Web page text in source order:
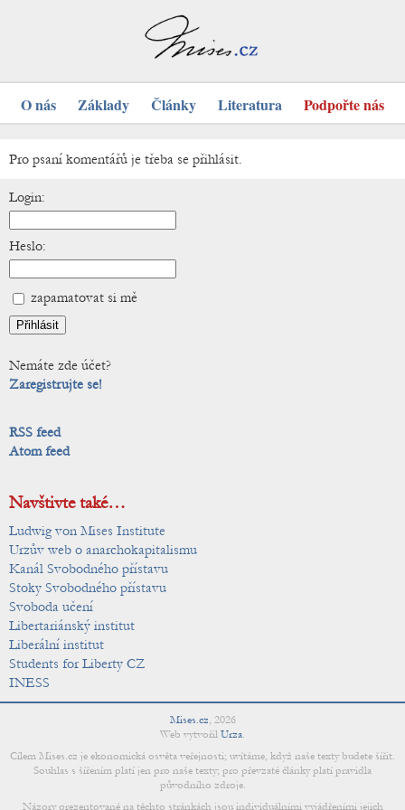
O nás Základy Články Literatura Podpořte nás
Pro psaní komentářů je třeba se přihlásit.
Login:
Heslo:
zapamatovat si mě
Nemáte zde účet?
Zaregistrujte se!
RSS feed
Atom feed
Navštivte také…
Ludwig von Mises Institute
Urzův web o anarchokapitalismu
Kanál Svobodného přístavu
Stoky Svobodného přístavu
Svoboda učení
Libertariánský institut
Liberální institut
Students for Liberty CZ
INESS
Mises.cz, 2026
Web vytvořil Urza.
Cílem Mises.cz je ekonomická osvěta veřejnosti; uvítáme, když naše texty budete šířit.
Souhlas s šířením platí jen pro naše texty; pro převzaté články platí pravidla
původního zdroje.
Názory prezentované na těchto stránkách jsou individuálními vyjádřeními jejich